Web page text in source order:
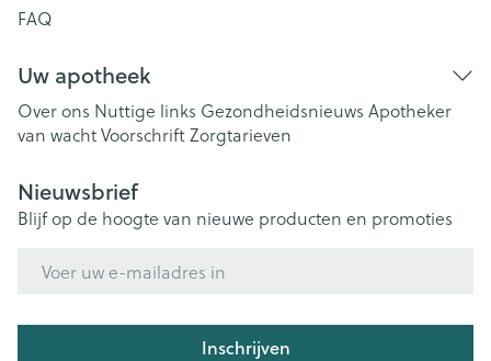
FAQ
Uw apotheek
Over ons Nuttige links Gezondheidsnieuws Apotheker
van wachtVoorschriftZorgtarieven
Nieuwsbrief
Blijf op de hoogte van nieuwe producten en promoties
Inschrijven